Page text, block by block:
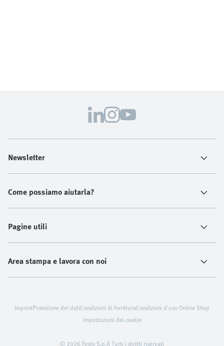
Newsletter
Come possiamo aiutarla?
Pagine utili
Area stampa e lavora con noi
© 2026 Festo S.p.A Tutti i diritti riservati
ImprintProtezione dei datiCondizioni di fornituraCondizioni d'uso Online Shop
Impostazioni dei cookie